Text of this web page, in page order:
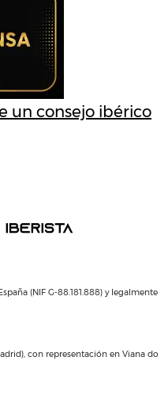
un consejo ibérico
(NIF G-88.181.888) y legalmente
con representación en Viana do